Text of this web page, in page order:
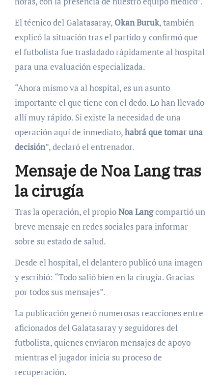
El técnico del Galatasaray, Okan Buruk, también
explicó la situación tras el partido y confirmó que
el futbolista fue trasladado rápidamente al hospital
para una evaluación especializada.
“Ahora mismo va al hospital, es un asunto
importante el que tiene con el dedo. Lo han llevado
allí muy rápido. Si existe la necesidad de una
operación aquí de inmediato,habrá que tomar una
decisión”, declaró el entrenador.
Mensaje de Noa Lang tras
la cirugía
Tras la operación, el propioNoa Langcompartió un
breve mensaje en redes sociales para informar
sobre su estado de salud.
Desde el hospital, el delantero publicó una imagen
y escribió: “Todo salió bien en la cirugía. Gracias
por todos sus mensajes”.
La publicación generó numerosas reacciones entre
aficionados del Galatasaray y seguidores del
futbolista, quienes enviaron mensajes de apoyo
mientras el jugador inicia su proceso de
recuperación.